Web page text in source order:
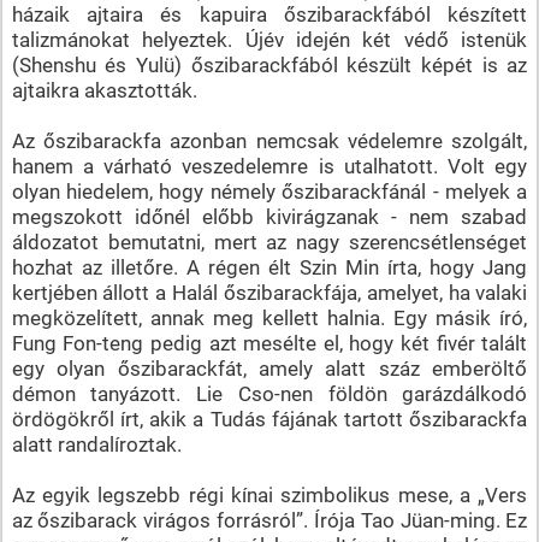
házaik ajtaira és kapuira őszibarackfából készített
talizmánokat helyeztek. Újév idején két védő istenük
(Shenshu és Yulü) őszibarackfából készült képét is az
ajtaikra akasztották.
Az őszibarackfa azonban nemcsak védelemre szolgált,
hanem a várható veszedelemre is utalhatott. Volt egy
olyan hiedelem, hogy némely őszibarackfánál - melyek a
megszokott időnél előbb kivirágzanak - nem szabad
áldozatot bemutatni, mert az nagy szerencsétlenséget
hozhat az illetőre. A régen élt Szin Min írta, hogy Jang
kertjében állott a Halál őszibarackfája, amelyet, ha valaki
megközelített, annak meg kellett halnia. Egy másik író,
Fung Fon-teng pedig azt mesélte el, hogy két fivér talált
egy olyan őszibarackfát, amely alatt száz emberöltő
démon tanyázott. Lie Cso-nen földön garázdálkodó
ördögökről írt, akik a Tudás fájának tartott őszibarackfa
alatt randalíroztak.
Az egyik legszebb régi kínai szimbolikus mese, a „Vers
az őszibarack virágos forrásról”. Írója Tao Jüan-ming. Ez